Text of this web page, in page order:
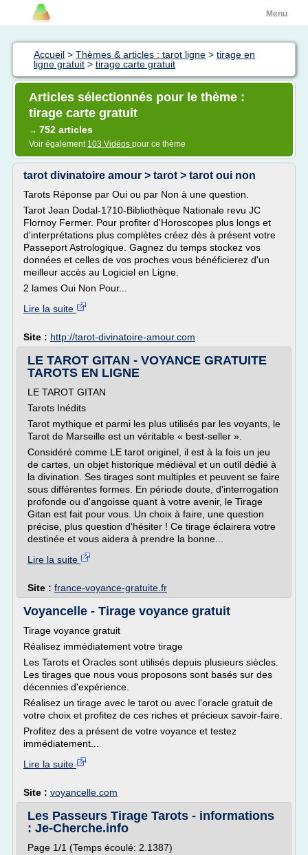
Menu
Accueil > Thèmes & articles : tarot ligne > tirage en
ligne gratuit > tirage carte gratuit
Articles sélectionnés pour le thème :
tirage carte gratuit
→ 752 articles
Voir également 103 Vidéos pour ce thème
tarot divinatoire amour > tarot > tarot oui non
Tarots Réponse par Oui ou par Non à une question.
Tarot Jean Dodal-1710-Bibliothèque Nationale revu JC
Flornoy Fermer. Pour profiter d'Horoscopes plus longs et
d'interprétations plus complètes créez dès à présent votre
Passeport Astrologique. Gagnez du temps stockez vos
données et celles de vos proches vous bénéficierez d'un
meilleur accès au Logiciel en Ligne.
2 lames Oui Non Pour...
Lire la suite
Site : http://tarot-divinatoire-amour.com
LE TAROT GITAN - VOYANCE GRATUITE
TAROTS EN LIGNE
LE TAROT GITAN
Tarots Inédits
Tarot mythique et parmi les plus utilisés par les voyants, le
Tarot de Marseille est un véritable « best-seller ».
Considéré comme LE tarot originel, il est à la fois un jeu
de cartes, un objet historique médiéval et un outil dédié à
la divination. Ses tirages sont multiples et peuvent se faire
sous différentes formes. En période doute, d'interrogation
profonde ou d'angoisse quant à votre avenir, le Tirage
Gitan est fait pour vous. Un choix à faire, une question
précise, plus question d'hésiter ! Ce tirage éclairera votre
destinée et vous aidera à prendre la bonne...
Lire la suite
Site : france-voyance-gratuite.fr
Voyancelle - Tirage voyance gratuit
Tirage voyance gratuit
Réalisez immédiatement votre tirage
Les Tarots et Oracles sont utilisés depuis plusieurs siècles.
Les tirages que nous vous proposons sont basés sur des
décennies d'expérience.
Réalisez un tirage avec le tarot ou avec l'oracle gratuit de
votre choix et profitez de ces riches et précieux savoir-faire.
Profitez des a présent de votre voyance et testez
immédiatement...
Lire la suite
Site : voyancelle.com
Les Passeurs Tirage Tarots - informations
: Je-Cherche.info
Page 1/1 (Temps écoulé: 2.1387)